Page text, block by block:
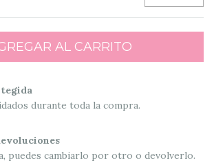
durante toda la compra.
puedes cambiarlo por otro o devolverlo.